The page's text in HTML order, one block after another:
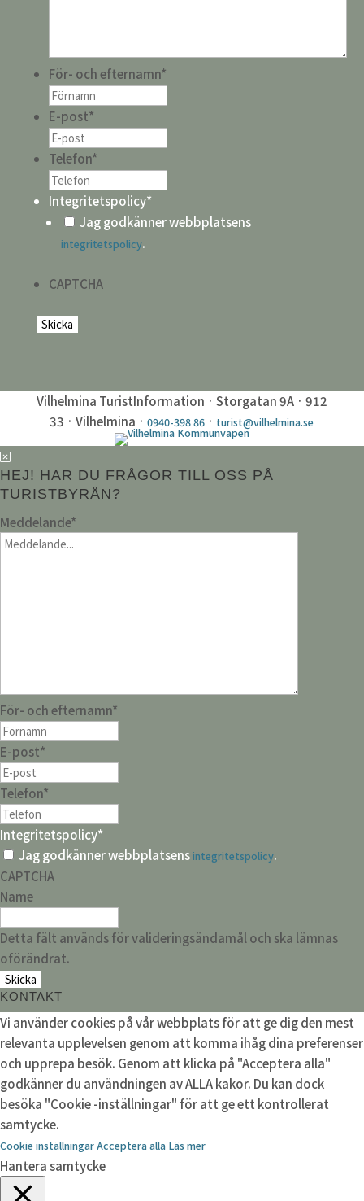
För- och efternamn*
E-post*
Telefon*
Integritetspolicy*
Jag godkänner webbplatsens
integritetspolicy.
CAPTCHA
Vilhelmina TuristInformation · Storgatan 9A · 912
33 · Vilhelmina ·0940-398 86 · turist@vilhelmina.se
HEJ! HAR DU FRÅGOR TILL OSS PÅ
TURISTBYRÅN?
Meddelande*
För- och efternamn*
E-post*
Telefon*
Integritetspolicy*
Jag godkänner webbplatsensintegritetspolicy.
CAPTCHA
Name
Detta fält används för valideringsändamål och ska lämnas
oförändrat.
KONTAKT
Vi använder cookies på vår webbplats för att ge dig den mest
relevanta upplevelsen genom att komma ihåg dina preferenser
och upprepa besök. Genom att klicka på "Acceptera alla"
godkänner du användningen av ALLA kakor. Du kan dock
besöka "Cookie -inställningar" för att ge ett kontrollerat
samtycke.
Cookie inställningarAcceptera alla Läs mer
Hantera samtycke